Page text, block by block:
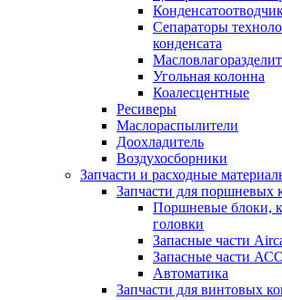
Сепараторы
конденсата
Угольная колонна
Коалесцентные
Ресиверы
Маслораспылители
Доохладитель
Воздухосборники
Запчасти и расходные
Запчасти для поршневых
Поршневые блоки,
головки
Запасные части
Запасные части
Автоматика
Запчасти для винтовых